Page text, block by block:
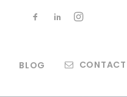
BLOG CONTACT